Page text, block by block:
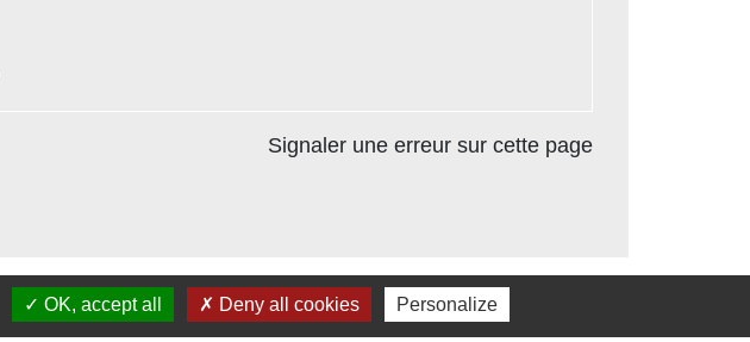
Signaler une erreur sur cette page
OK, accept all Deny all cookies Personalize